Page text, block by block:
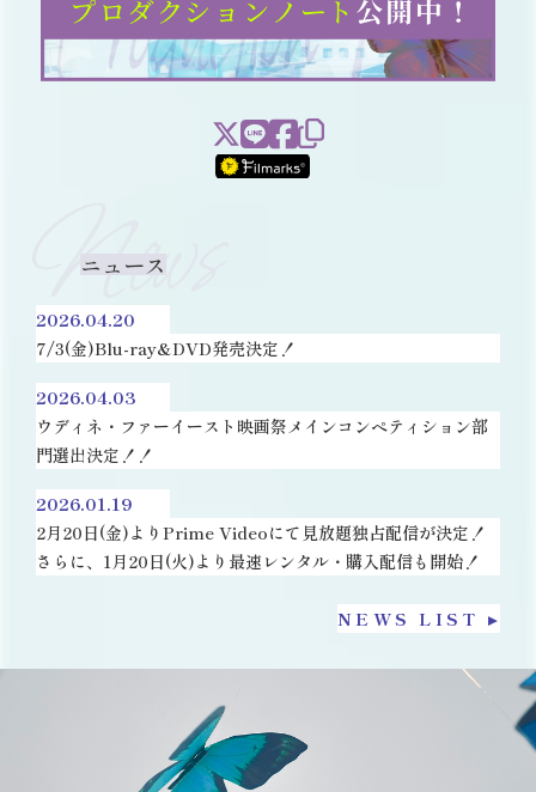
ニュース
2026.04.20
7/3(金)Blu-ray&DVD発売決定！
2026.04.03
ウディネ・ファーイースト映画祭メインコンペティション部
門選出決定！！
2026.01.19
2月20日(金)よりPrime Videoにて見放題独占配信が決定！
さらに、1月20日(火)より最速レンタル・購入配信も開始！
NEWS LIST ▸